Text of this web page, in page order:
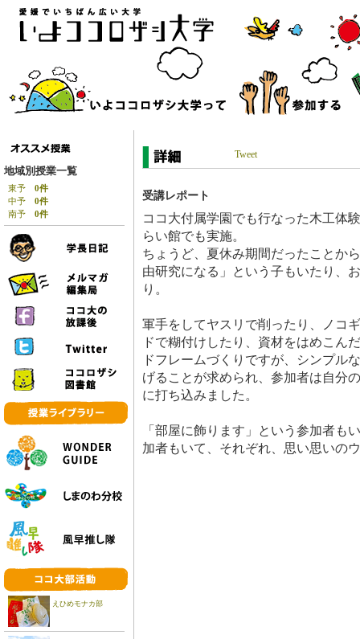
地域別授業一覧
東予 0件
中予 0件
南予 0件
えひめモナカ部
Tweet
受講レポート
ココ大付属学園でも行なった木工体
らい館でも実施。
ちょうど、夏休み期間だったことか
由研究になる」という子もいたり、
り。
軍手をしてヤスリで削ったり、ノコ
ドで糊付けしたり、資材をはめこん
ドフレームづくりですが、シンプル
げることが求められ、参加者は自分
に打ち込みました。
「部屋に飾ります」という参加者も
加者もいて、それぞれ、思い思いの